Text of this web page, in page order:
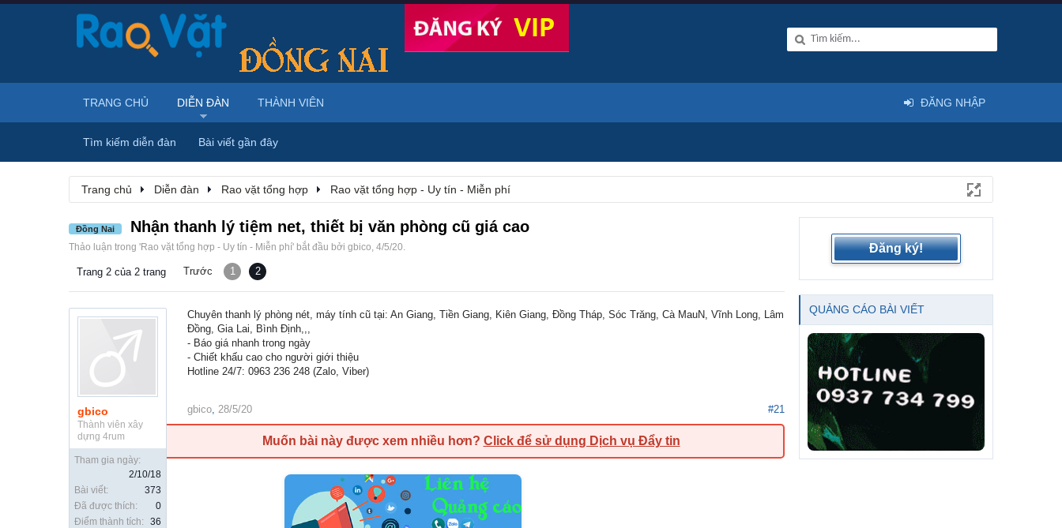
Trang chủ Diễn đàn Rao vặt tổng hợp Rao vặt tổng hợp - Uy tín - Miễn phí
Đồng Nai Nhận thanh lý tiệm net, thiết bị văn phòng cũ giá cao
Thảo luận trong 'Rao vặt tổng hợp - Uy tín - Miễn phí' bắt đầu bởi gbico, 4/5/20.
Trang 2 của 2 trang Trước 1 2
gbico
Thành viên xây
dựng 4rum
Tham gia ngày:
2/10/18
Bài viết:
373
Đã được thích:
0
Điểm thành tích:
36
Chuyên thanh lý phòng nét, máy tính cũ tại: An Giang, Tiền Giang, Kiên Giang, Đồng Tháp, Sóc Trăng, Cà MauN, Vĩnh Long, Lâm
Đồng, Gia Lai, Bình Định,,,
- Báo giá nhanh trong ngày
- Chiết khấu cao cho người giới thiệu
Hotline 24/7: 0963 236 248 (Zalo, Viber)
gbico, 28/5/20 #21
Muốn bài này được xem nhiều hơn? Click để sử dụng Dịch vụ Đẩy tin
Đăng ký!
QUẢNG CÁO BÀI VIẾT
TRANG CHỦ DIỄN ĐÀN
Tìm kiếm diễn đàn Bài viết gần đây
THÀNH VIÊN ĐĂNG NHẬP